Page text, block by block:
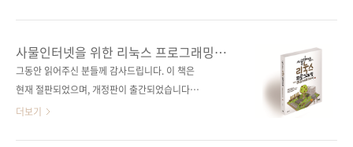
출판일 2020년 3월 6일페이지 940쪽판 형
38,000원ISBN 979-11-88621-74-3(93000)
키워드 리눅스 / 운영체제 / 리눅스 프로그래밍 /
라..
세계적으로 노력을 하고 있었으니까요), 이렇게
빨리 도입됨을 넘어 우리가 확연히 피부로 느낄
정도가 되다니... 그래서 저자분과 의기투합해 바
의 개정판을 낼 때라고 생각했습니다! 오늘 소개
해드릴 책은 사물인터넷과 제4차 산업혁명 시대
사물인터넷을 위한 리눅스 프로그래밍
with 라즈베리 파이
그동안 읽어주신 분들께 감사드립니다. 이 책은
현재 절판되었으며, 개정판이 출간되었습니다.
라즈베리 파이로 배우는 사물인터넷과 리눅스
더보기